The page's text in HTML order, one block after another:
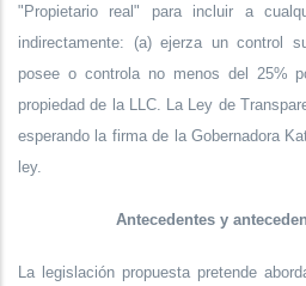
"Propietario real" para incluir a
indirectamente: (a) ejerza un control
posee o controla no menos del 25%
propiedad de la LLC. La Ley de
esperando la firma de la Gobernadora
ley.
Antecedentes y
La legislación propuesta pretende